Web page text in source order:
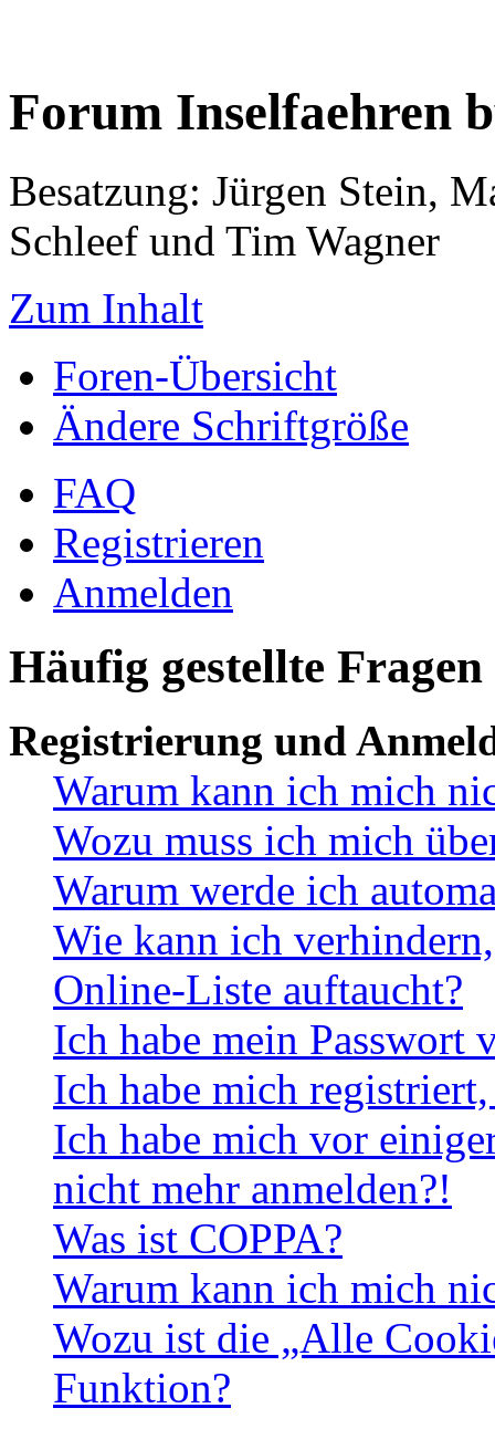
Forum Inselfaehren
Besatzung: Jürgen Stein,
Schleef und Tim Wagner
Zum Inhalt
Foren-Übersicht
Ändere Schriftgröße
FAQ
Registrieren
Anmelden
Häufig gestellte Fragen
Registrierung und
Warum kann ich mich
Wozu muss ich mich
Warum werde ich
Wie kann ich
Online-Liste auftaucht?
Ich habe mein Passwort
Ich habe mich
Ich habe mich vor
nicht mehr anmelden?!
Was ist COPPA?
Warum kann ich mich
Wozu ist die „Alle
Funktion?